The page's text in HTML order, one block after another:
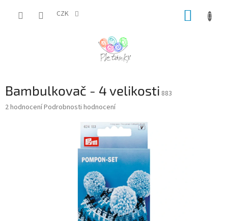
CZK
Bambulkovač - 4 velikosti 883
Průměrné
2 hodnoceníPodrobnosti hodnocení